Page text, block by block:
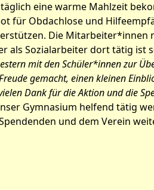
eine warme Mahlzeit
für Obdachlose und
Die Mitarbeiter*innen
als Sozialarbeiter dort tätig ist
mit den Schüler*innen zur
gemacht, einen kleinen
Dank für die Aktion und die
Gymnasium helfend tätig
und dem Verein